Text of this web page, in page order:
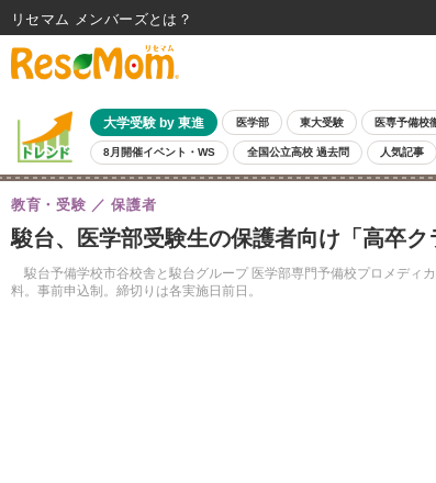
大学受験 by 東進 医学部 東大受験 医専予備校
8月開催イベント・WS 全国公立高校 過去問 人気記事
駿台、医学部受験生の保護者向け「高卒ク
駿台予備学校市谷校舎と駿台グループ 医学部専門予備校プロメディ
料。事前申込制。締切りは各実施日前日。
教育・受験 保護者
リセマム メンバーズ